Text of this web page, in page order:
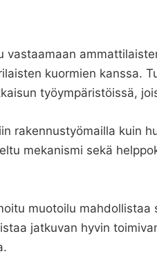
kuormien kanssa.
työympäristöissä,
rakennustyömailla kuin
mekanismi sekä
muotoilu
jatkuvan hyvin